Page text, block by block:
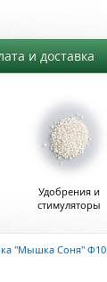
и доставка
Удобрения и
стимуляторы
"Мышка Соня"